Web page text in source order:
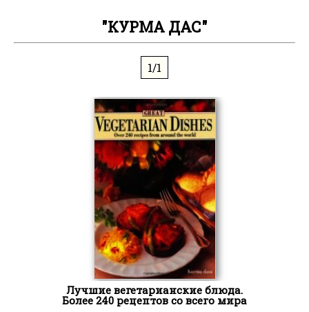
"КУРМА ДАС"
1/1
Лучшие вегетарианские блюда.
Более 240 рецептов со всего мира